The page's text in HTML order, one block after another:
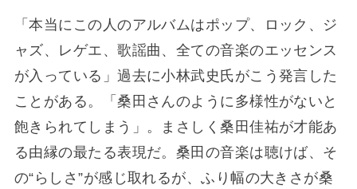
「本当にこの人のアルバムはポップ、ロック、ジ
ャズ、レゲエ、歌謡曲、全ての音楽のエッセンス
が入っている」過去に小林武史氏がこう発言した
ことがある。「桑田さんのように多様性がないと
飽きられてしまう」。まさしく桑田佳祐が才能あ
る由縁の最たる表現だ。桑田の音楽は聴けば、そ
の“らしさ”が感じ取れるが、ふり幅の大きさが桑